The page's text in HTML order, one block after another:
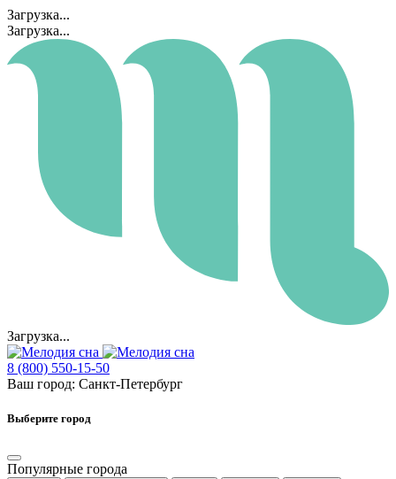
Загрузка...
Загрузка...
Загрузка...
8 (800) 550-15-50
Ваш город: Санкт-Петербург
Выберите город
Популярные города